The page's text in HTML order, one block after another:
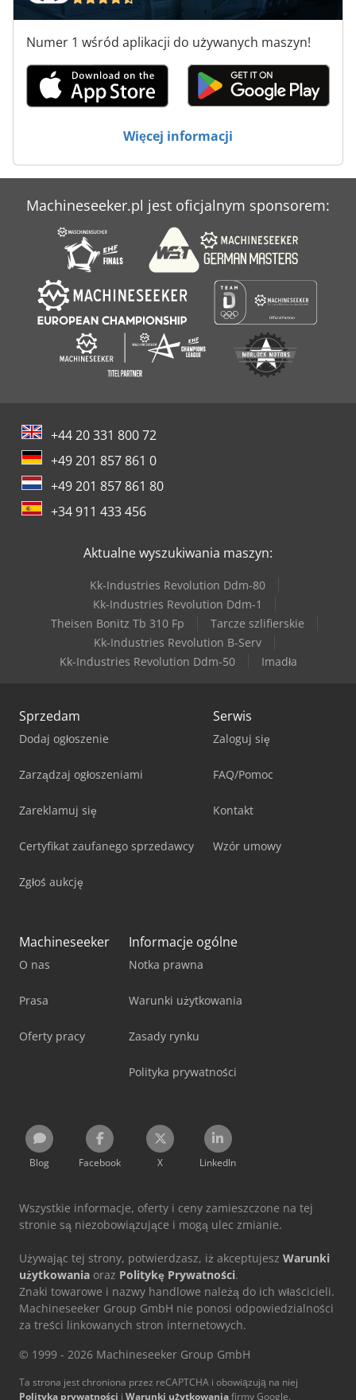
Numer 1 wśród aplikacji do używanych maszyn!
Więcej informacji
Machineseeker.pl jest oficjalnym sponsorem:
+44 20 331 800 72
+49 201 857 861 0
+49 201 857 861 80
+34 911 433 456
Aktualne wyszukiwania maszyn:
Kk-Industries Revolution Ddm-80
Kk-Industries Revolution Ddm-1
Theisen Bonitz Tb 310 Fp
Tarcze szlifierskie
Kk-Industries Revolution B-Serv
Kk-Industries Revolution Ddm-50
Imadła
Sprzedam
Dodaj ogłoszenie
Zarządzaj ogłoszeniami
Zareklamuj się
Certyfikat zaufanego sprzedawcy
Zgłoś aukcję
Serwis
Zaloguj się
FAQ/Pomoc
Kontakt
Wzór umowy
Machineseeker
O nas
Prasa
Oferty pracy
Informacje ogólne
Notka prawna
Warunki użytkowania
Zasady rynku
Polityka prywatności
Blog Facebook X LinkedIn
Wszystkie informacje, oferty i ceny zamieszczone na tej
stronie są niezobowiązujące i mogą ulec zmianie.
Używając tej strony, potwierdzasz, iż akceptujesz Warunki
użytkowania oraz Politykę Prywatności.
Znaki towarowe i nazwy handlowe należą do ich właścicieli.
Machineseeker Group GmbH nie ponosi odpowiedzialności
za treści linkowanych stron internetowych.
© 1999 - 2026 Machineseeker Group GmbH
Ta strona jest chroniona przez reCAPTCHA i obowiązują na niej
Polityka prywatności i Warunki użytkowaniafirmy Google.